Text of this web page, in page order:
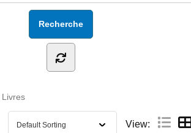
Livres
View: